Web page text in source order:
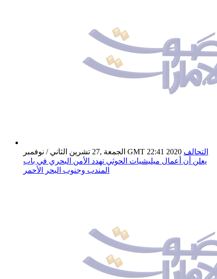
الجمعة ,27 تشرين الثاني / نوفمبر GMT 22:41 2020 التحالف
يعلن أن أعمال ميليشيات الحوثي تهدد الأمن البحري في باب
المندب وجنوب البحر الأحمر